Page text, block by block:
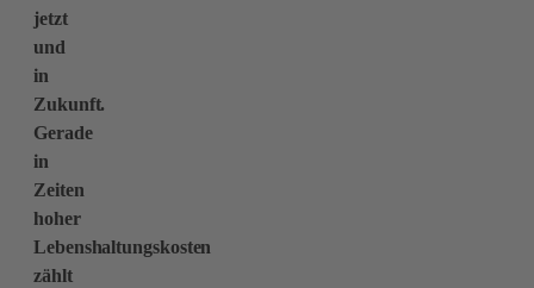
jetzt
und
in
Zukunft.
Gerade
in
Zeiten
hoher
Lebenshaltungskosten
zählt